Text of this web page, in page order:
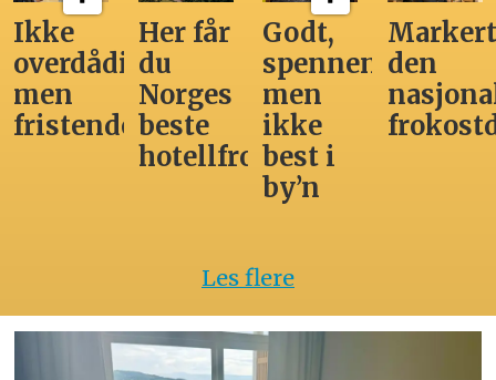
Ikke
overdådig,
men
fristende
Her får
du
Norges
beste
hotellfrokost
Godt,
spennende,
men
ikke
best i
by’n
den
Les flere